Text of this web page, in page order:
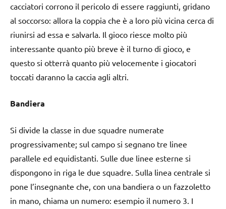
cacciatori corrono il pericolo di essere raggiunti, gridano
al soccorso: allora la coppia che è a loro più vicina cerca di
riunirsi ad essa e salvarla. Il gioco riesce molto più
interessante quanto più breve è il turno di gioco, e
questo si otterrà quanto più velocemente i giocatori
toccati daranno la caccia agli altri.
Bandiera
Si divide la classe in due squadre numerate
progressivamente; sul campo si segnano tre linee
parallele ed equidistanti. Sulle due linee esterne si
dispongono in riga le due squadre. Sulla linea centrale si
pone l’insegnante che, con una bandiera o un fazzoletto
in mano, chiama un numero: esempio il numero 3. I